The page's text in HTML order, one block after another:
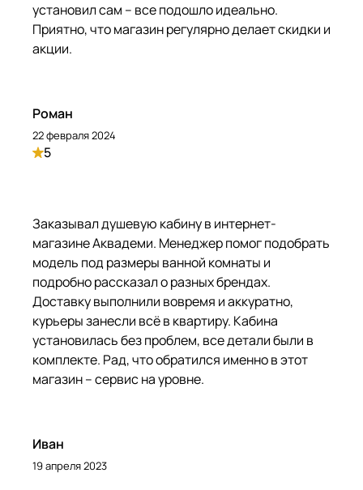
установил сам – все подошло идеально.
Приятно, что магазин регулярно делает скидки и
акции.
Роман
22 февраля 2024
5
Заказывал душевую кабину в интернет-
магазине Аквадеми. Менеджер помог подобрать
модель под размеры ванной комнаты и
подробно рассказал о разных брендах.
Доставку выполнили вовремя и аккуратно,
курьеры занесли всё в квартиру. Кабина
установилась без проблем, все детали были в
комплекте. Рад, что обратился именно в этот
магазин – сервис на уровне.
Иван
19 апреля 2023